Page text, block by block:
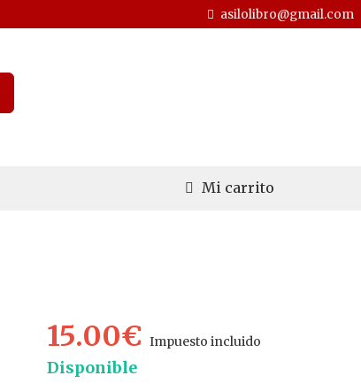
asilolibro@gmail.com
Mi carrito
15.00€Impuesto incluido
Disponible